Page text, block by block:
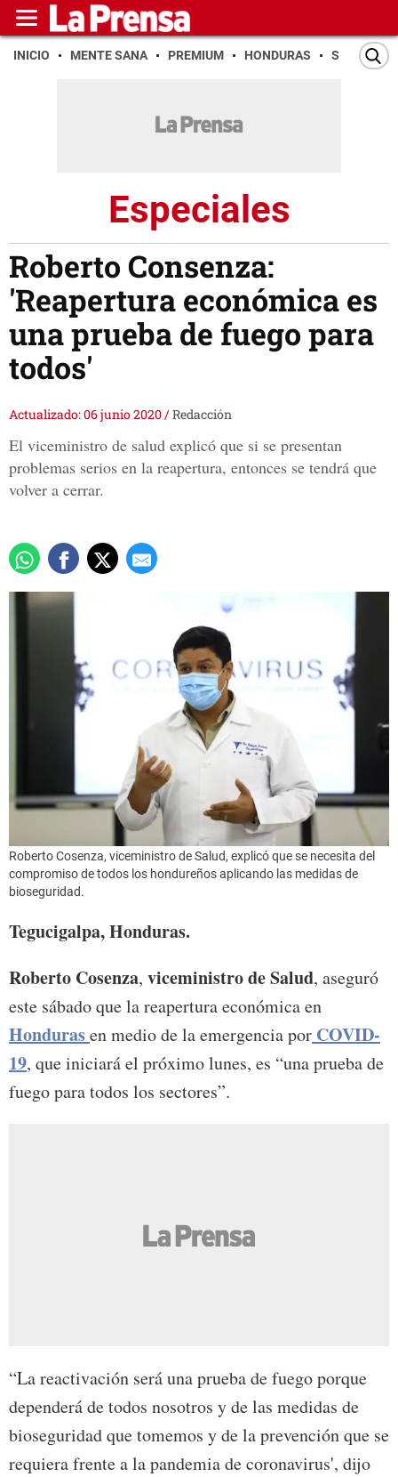
INICIO MENTE SANA PREMIUM HONDURAS SAN PEDRO
Especiales
Roberto Consenza:
'Reapertura económica es
una prueba de fuego para
todos'
Actualizado: 06 junio 2020/Redacción
El viceministro de salud explicó que si se presentan
problemas serios en la reapertura, entonces se tendrá que
volver a cerrar.
Roberto Cosenza, viceministro de Salud, explicó que se necesita del
compromiso de todos los hondureños aplicando las medidas de
bioseguridad.
Tegucigalpa, Honduras.
Roberto Cosenza, viceministro de Salud, aseguró
este sábado que la reapertura económica en
Hondurasen medio de la emergencia por COVID-
19, que iniciará el próximo lunes, es “una prueba de
fuego para todos los sectores”.
“La reactivación será una prueba de fuego porque
dependerá de todos nosotros y de las medidas de
bioseguridad que tomemos y de la prevención que se
requiera frente a la pandemia de coronavirus', dijo